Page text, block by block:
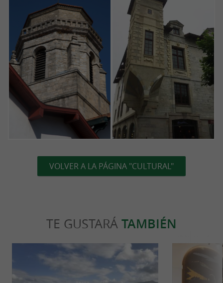
VOLVER A LA PÁGINA "CULTURAL"
TE GUSTARÁ TAMBIÉN